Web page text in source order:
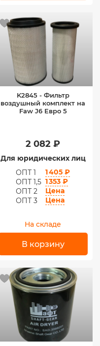
K2845 - Фильтр
воздушный комплект на
Faw J6 Евро 5
2 082 ₽
Для юридических лиц
ОПТ 1
1 405 ₽
ОПТ 1,5 1 353 ₽
ОПТ 2
Цена
ОПТ 3
Цена
На складе
В корзину